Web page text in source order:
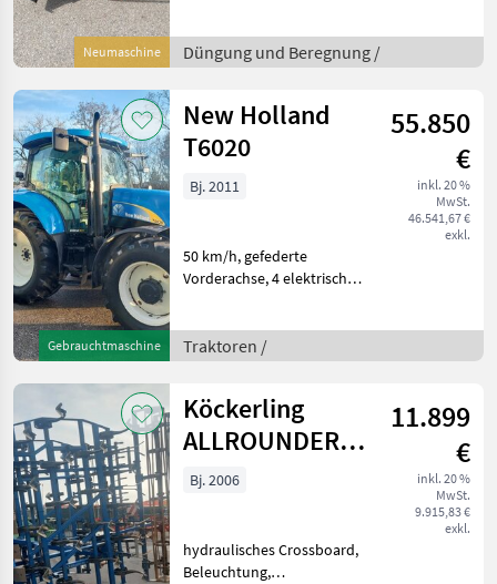
Neumaschine
Mineraldüngerstreuer/Wiegestreuer
Düngung und Beregnung /
Gebrauchtmaschine
New Holland
T6020
55.850
€
inkl. 20 %
MwSt.
46.541,67 €
exkl.
Bj. 2011
50 km/h, gefederte
Vorderachse, 4 elektrische
Druckluftanlage, Klima,
hydraulischer Oberlenker,
Betriebsstunden 5960
Traktoren /
Köckerling
ALLROUNDER
600
11.899
€
inkl. 20 %
MwSt.
9.915,83 €
exkl.
Bj. 2006
hydraulisches Crossboard,
Beleuchtung,